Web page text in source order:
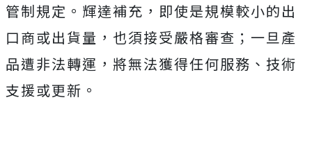
管制規定。輝達補充，即使是規模較小的出
口商或出貨量，也須接受嚴格審查；一旦產
品遭非法轉運，將無法獲得任何服務、技術
支援或更新。